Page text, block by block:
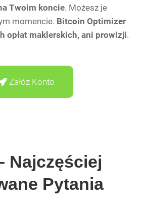
Twoim koncie. Możesz je
momencie. Bitcoin Optimizer
opłat maklerskich, ani prowizji.
Załóż Konto
Najczęściej
Pytania